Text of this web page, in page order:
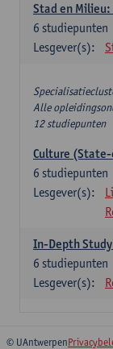
Stad en
6 studiepunten
Lesgever(s):
Alle
12 studiepunten
Culture
6 studiepunten
Lesgever(s):
In-Depth
6 studiepunten
Lesgever(s):
© UAntwerpen